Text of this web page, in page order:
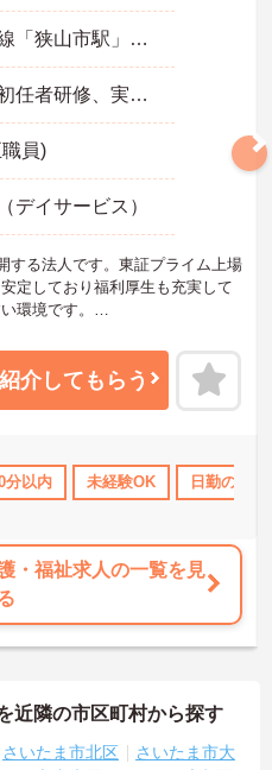
あり 社会保険完備 退職金
西武新宿線「狭山市駅」徒歩4分
介護職員初任者研修、実務者研修のいずれか
員)
デイサービス）
する法人です。東証プライム上場
定しており福利厚生も充実して
環境です。
に取り組んでいただけます◎
トなど、さらに詳細をお話しい
い！
紹介してもらう
分以内 未経験OK 日勤のみ
・福祉求人の一覧を見
近隣の市区町村から探す
さいたま市北区
さいたま市大